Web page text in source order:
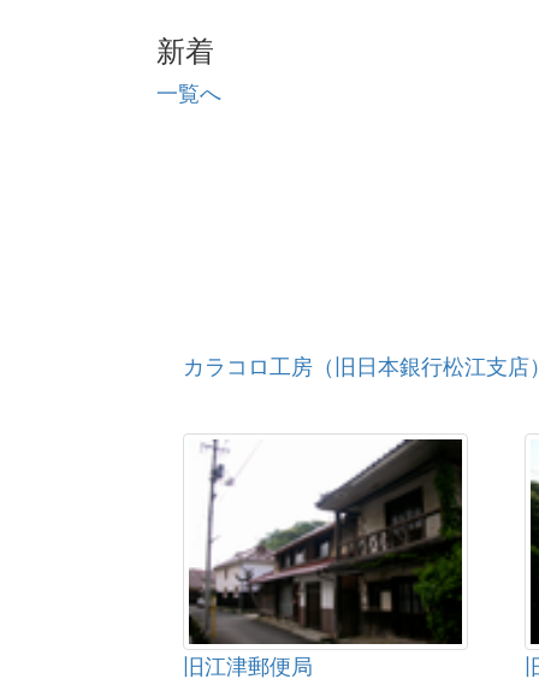
新着
一覧へ
カラコロ工房（旧日本銀行松江支店
旧江津郵便局